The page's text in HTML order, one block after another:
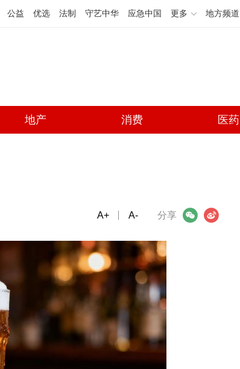
公益 优选 法制 守艺中华 应急中国 更多 地方频道
地产 消费 医药
分享
微信 微博
A+ A-